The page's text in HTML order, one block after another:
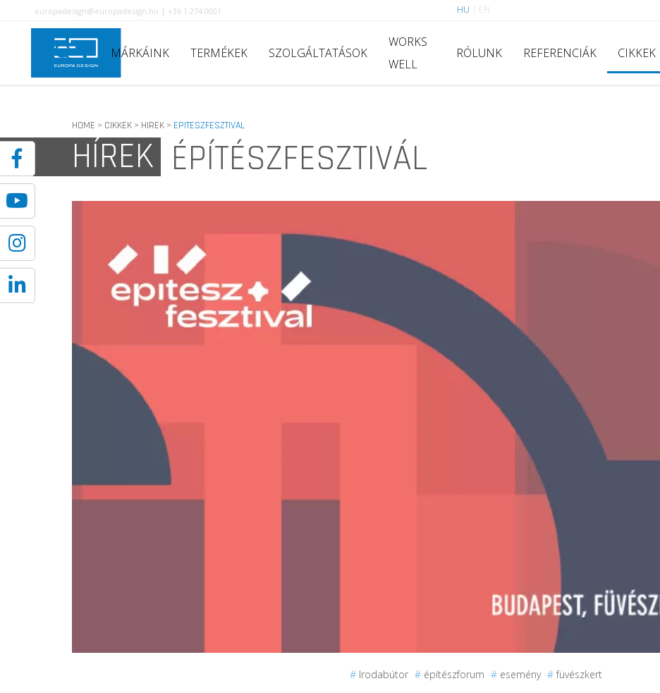
europadesign@europadesign.hu | +36 1 274 0001 HU EN
MÁRKÁINK TERMÉKEK SZOLGÁLTATÁSOK
WORKS
WELL
RÓLUNK REFERENCIÁK CIKKEK
HOME > CIKKEK > HIREK > EPITESZFESZTIVAL
HÍREK ÉPÍTÉSZFESZTIVÁL
# Irodabútor # építészforum # esemény #füvészkert